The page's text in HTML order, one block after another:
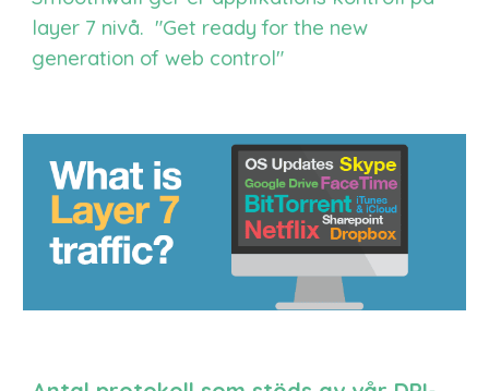
layer 7 nivå. "Get ready for the new
generation of web control"